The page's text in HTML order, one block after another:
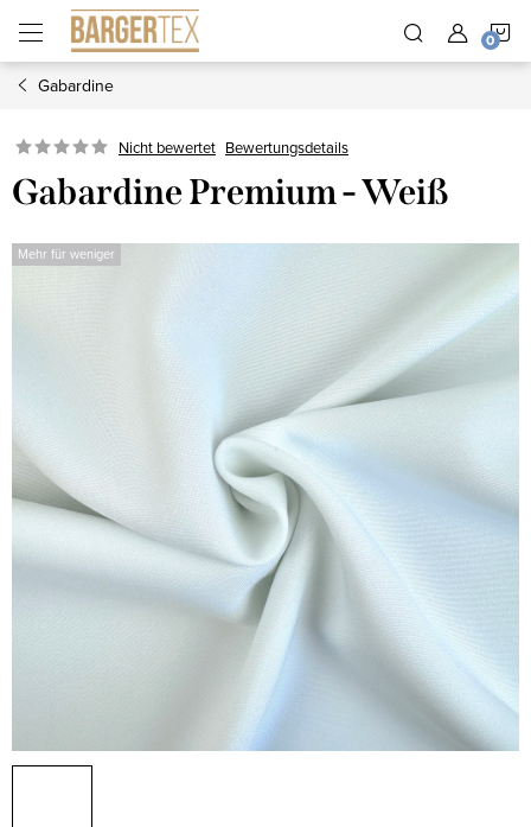
Inhalt
springen
Gabardine
Nicht bewertet Bewertungsdetails
Gabardine Premium - Weiß
Mehr für weniger